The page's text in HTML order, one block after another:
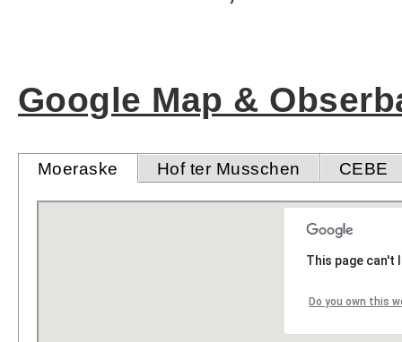
Google Map &
Moeraske Hof ter Musschen CEBE